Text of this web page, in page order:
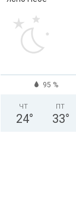
95 %
ЧТ
24°
ПТ
33°